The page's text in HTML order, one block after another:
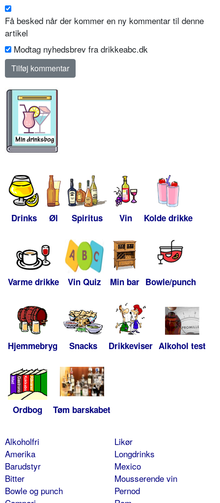
Få besked når der kommer en ny kommentar til denne
artikel
Modtag nyhedsbrev fra drikkeabc.dk
Drinks Øl Spiritus Vin Kolde drikke
Varme drikke Vin Quiz Min bar Bowle/punch
Hjemmebryg Snacks Drikkeviser Alkohol test
Ordbog Tøm barskabet
Alkoholfri
Amerika
Barudstyr
Bitter
Bowle og punch
Likør
Longdrinks
Mexico
Mousserende vin
Pernod